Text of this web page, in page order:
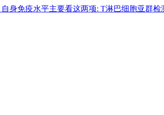
自身免疫水平主要看这两项: T淋巴细胞亚群